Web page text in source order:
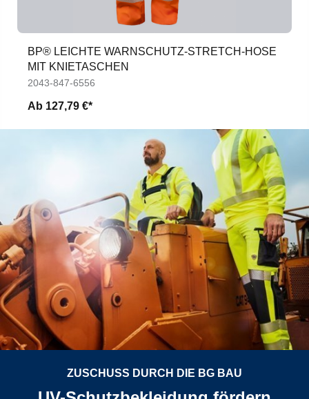
BP® LEICHTE WARNSCHUTZ-STRETCH-HOSE
MIT KNIETASCHEN
2043-847-6556
Ab 127,79 €*
ZUSCHUSS DURCH DIE BG BAU